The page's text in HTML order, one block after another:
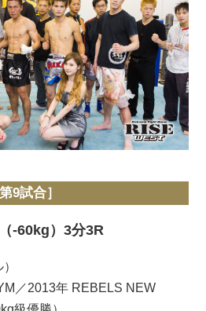
9試合］
-60kg）3分3R
／2013年 REBELS NEW